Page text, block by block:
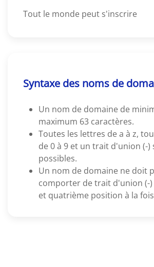
Tout le monde peut s'inscrire
Syntaxe des noms de
Un nom de domaine de
maximum 63 caractères.
Toutes les lettres de a à z,
de 0 à 9 et un trait d'union (-)
possibles.
Un nom de domaine ne doit
comporter de trait d'union (-
et quatrième position à la